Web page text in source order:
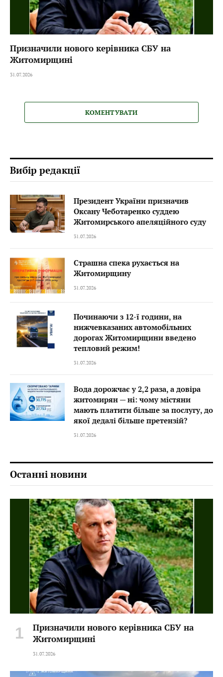
Призначили нового керівника СБУ на
Житомирщині
31.07.2026
КОМЕНТУВАТИ
Вибір редакції
Президент України призначив
Оксану Чеботаренко суддею
Житомирського апеляційного суду
31.07.2026
Страшна спека рухається на
Житомирщину
31.07.2026
Починаючи з 12-ї години, на
нижчевказаних автомобільних
дорогах Житомирщини введено
тепловий режим!
31.07.2026
Вода дорожчає у 2,2 раза, а довіра
житомирян — ні: чому містяни
мають платити більше за послугу, до
якої дедалі більше претензій?
31.07.2026
Останні новини
Призначили нового керівника СБУ на
Житомирщині
31.07.2026